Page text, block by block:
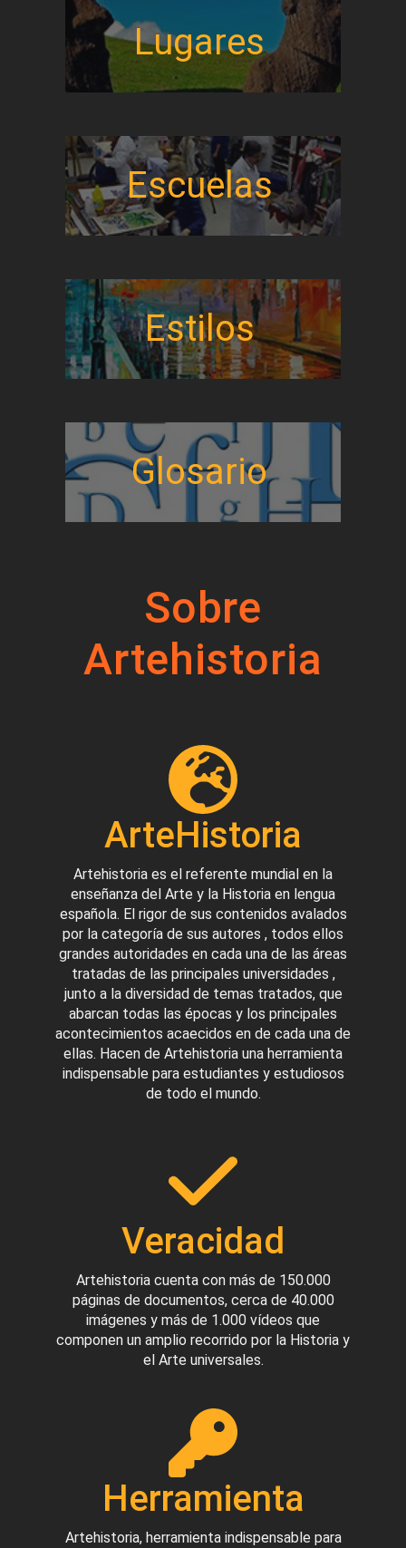
Lugares
Escuelas
Estilos
Glosario
Sobre
Artehistoria
ArteHistoria
Artehistoria es el referente mundial en la
enseñanza del Arte y la Historia en lengua
española. El rigor de sus contenidos avalados
por la categoría de sus autores , todos ellos
grandes autoridades en cada una de las áreas
tratadas de las principales universidades ,
junto a la diversidad de temas tratados, que
abarcan todas las épocas y los principales
acontecimientos acaecidos en de cada una de
ellas. Hacen de Artehistoria una herramienta
indispensable para estudiantes y estudiosos
de todo el mundo.
Veracidad
Artehistoria cuenta con más de 150.000
páginas de documentos, cerca de 40.000
imágenes y más de 1.000 vídeos que
componen un amplio recorrido por la Historia y
el Arte universales.
Herramienta
Artehistoria, herramienta indispensable para